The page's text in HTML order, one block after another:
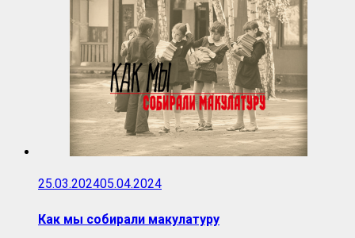
25.03.202405.04.2024
Как мы собирали макулатуру